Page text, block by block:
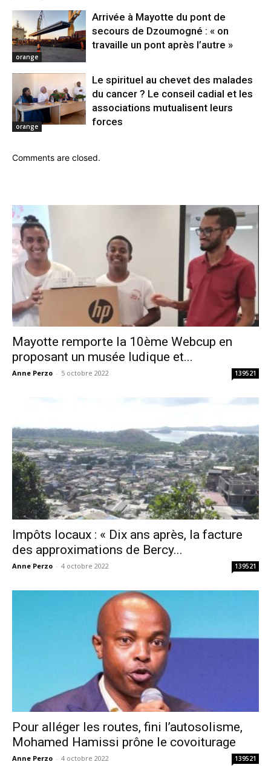
orange
Arrivée à Mayotte du pont de
secours de Dzoumogné : « on
travaille un pont après l’autre »
orange
Le spirituel au chevet des malades
du cancer ? Le conseil cadial et les
associations mutualisent leurs
forces
Comments are closed.
Mayotte remporte la 10ème Webcup en
proposant un musée ludique et...
Anne Perzo - 5 octobre 2022 139521
Impôts locaux : « Dix ans après, la facture
des approximations de Bercy...
Anne Perzo - 4 octobre 2022 139521
Pour alléger les routes, fini l’autosolisme,
Mohamed Hamissi prône le covoiturage
Anne Perzo - 4 octobre 2022 139521